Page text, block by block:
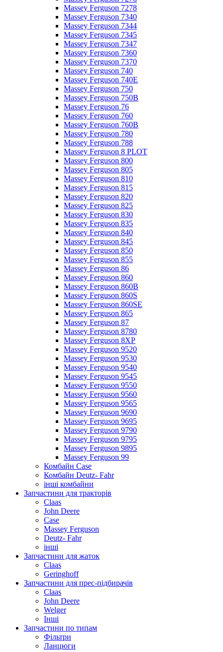
Massey Ferguson 7278
Massey Ferguson 7340
Massey Ferguson 7344
Massey Ferguson 7345
Massey Ferguson 7347
Massey Ferguson 7360
Massey Ferguson 7370
Massey Ferguson 740
Massey Ferguson 740E
Massey Ferguson 750
Massey Ferguson 750B
Massey Ferguson 76
Massey Ferguson 760
Massey Ferguson 760B
Massey Ferguson 780
Massey Ferguson 788
Massey Ferguson 8 PLOT
Massey Ferguson 800
Massey Ferguson 805
Massey Ferguson 810
Massey Ferguson 815
Massey Ferguson 820
Massey Ferguson 825
Massey Ferguson 830
Massey Ferguson 835
Massey Ferguson 840
Massey Ferguson 845
Massey Ferguson 850
Massey Ferguson 855
Massey Ferguson 86
Massey Ferguson 860
Massey Ferguson 860B
Massey Ferguson 860S
Massey Ferguson 860SE
Massey Ferguson 865
Massey Ferguson 87
Massey Ferguson 8780
Massey Ferguson 8XP
Massey Ferguson 9520
Massey Ferguson 9530
Massey Ferguson 9540
Massey Ferguson 9545
Massey Ferguson 9550
Massey Ferguson 9560
Massey Ferguson 9565
Massey Ferguson 9690
Massey Ferguson 9695
Massey Ferguson 9790
Massey Ferguson 9795
Massey Ferguson 9895
Massey Ferguson 99
Комбайн Case
Комбайн Deutz- Fahr
інші комбайни
Запчастини для тракторів
Claas
John Deere
Case
Massey Ferguson
Deutz- Fahr
інші
Запчастини для жаток
Claas
Geringhoff
Запчастини для прес-підбирачів
Claas
John Deere
Welger
Інші
Запчастини по типам
Фільтри
Ланцюги